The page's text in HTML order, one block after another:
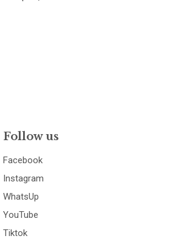
Follow us
Facebook
Instagram
WhatsUp
YouTube
Tiktok